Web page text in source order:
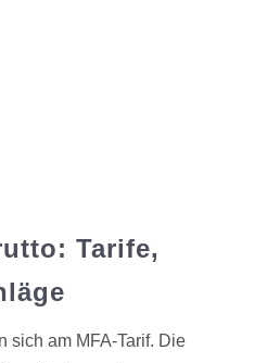
Tarife,
sich am MFA-Tarif. Die